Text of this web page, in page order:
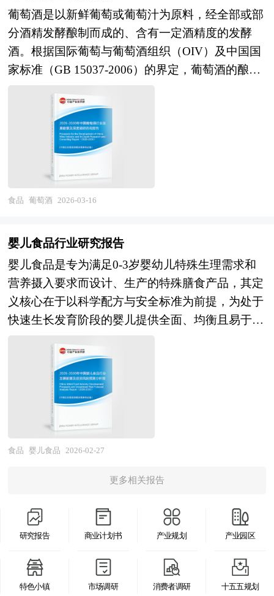
可持续。在产业整合方向，巨头间并购整合与区域
市场争夺持续；精酿品牌分化，头部被收购或独立
发展，长尾出清；跨界融合，啤酒与餐饮、文旅、
体育、音乐等业态深度绑定。 本研究咨询报告由
研基础上，主要依据了国家统计局、国家商务部、
国家发改委、国家经济信息中心、国务院发展研究
中心、国家海关总署、全国商业信息中心、中国经
济景气监测中心、中国行业研究网、全国及海外相
关报刊杂志的基础信息以及啤酒行业研究单位等公
布和提供的大量资料。报告对我国啤酒行业的供需
行业的发展挑战、行业的发展建议、行业竞争力，
以及行业的投资分析和趋势预测等等。报告还综合
了啤酒行业的整体发展动态，对行业在产品方面提
供了参考建议和具体解决办法。报告对于啤酒产品
生产企业、经销商、行业管理部门以及拟进入该行
酒行业发展规律、提高企业的运营效率、促进企业
的发展壮大有学术和实践的双重意义。
工程、3D食品打印等技术从实验室走向中试，人
工智能在风味设计、配方优化、消费者洞察中的应
用逐步深化，区块链和物联网在食品溯源和供应链
透明化中发挥价值。与此同时，行业面临创新同质
声称监管趋严、可持续包装成本压力等挑战，部
分"网红"产品生命周期短暂，消费者信任建立困
难。 展望未来，食品创新产业的发展将深度融入
健康中国战略和双碳目标实现进程，呈现出"科技
深度赋能、健康精准导向、可持续系统整合、产业
跨界融合"的演进趋势。在技术驱动层面，合成生
现商业化规模生产；人工智能和大数据将贯穿从消
费者洞察、产品设计、智能制造到精准营销的全价
值链；纳米技术、微胶囊技术等递送系统将提升功
能性成分的生物利用度和稳定性。在产品创新层
面，基于个体基因、代谢特征和生活方式的精准营
养解决方案将从概念走向产品，针对特定健康需求
（睡眠、压力、免疫、肠道健康）的功能性食品将
细分深化，老年营养、特医食品、运动营养等专业
领域将加速增长，融合餐饮与零售的预制菜、鲜食
等便捷解决方案将持续迭代。在可持续转型层面，
替代蛋白将降低对传统畜牧业的依赖，碳足迹标签
和水足迹标签将成为产品差异化的重要维度，可食
重视。在产业生态层面，食品企业与生物技术公
司、数字平台、零售渠道的深度协作将形成开放创
科技孵化器和加速器将培育更多颠覆性创新力量。
本研究咨询报告由中研普华咨询公司领衔撰写，在
理念，而定制化食品则满足个性化健康需求，共同
构建起食品作为人类生活核心要素的多元价值体
系。 "产业园区"是执行城市产业职能的重要空间形
态，园区在改善区域投资环境、引进外资、促进产
业结构调整和发展经济等方面发挥积极的辐射、示
范和带动作用，成为城市经济腾飞的助推器。产业
园区是区域经济发展、产业调整和升级的重要空间
聚集形式，担负着聚集创新资源、培育新兴产业、
推动城市化建设等一系列的重要使命。园区的具体
形式多种多样，主要包括高新区、开发区、科技
园、工业区、产业基地、特色产业园等以及近来各
作为产业集群的要载体和组成部分，现在园区经济
效应已引起越来越多人关注。国内外产业园区发展
成功案例表明，产业园区能够有效地创造聚集力，
通过共享资源的、克服外部负效应，带动关联产业
的发展，从而有效地推动产业集群的形成。产业园
形成产业园区和产业集群的良性互动，是区域经济
增长的重要途径。在产业集群的指导下，推进产业
园区建设，不仅是当前发展产业集群的需要，更是
加快新型工业化进程的必然选择。 在区域竞争日
趋激烈的今天，产业集群已成为提高区域竞争力的
重要途径。世界各地包括我国各地的进程中，都把
的工作。当前，国内理论界已形成普遍的认识，认
在空间上的表现形式是相关产业和支撑机构在地理
上的集中，因而，产业集群形成和产业集群效应得
园区是政府划出一块区域，通过优化经济发展的软
环境和硬环境，制定一系列优惠政策，吸引和鼓励
葡萄酒是以新鲜葡萄或葡萄汁为原料，经全部或部
分酒精发酵酿制而成的、含有一定酒精度的发酵
酒。根据国际葡萄与葡萄酒组织（OIV）及中国国
家标准（GB 15037-2006）的界定，葡萄酒的酿造
糖分进行转化，生成酒精和二氧化碳，且酒精度不
得低于7.0%vol，部分产区因气候条件特殊可略有
下浮，但通常不低于8.5%vol。 原料必须为新鲜采
摘的葡萄果实或即时压榨的葡萄汁，强调“非陈
放、非冷冻储存”的即时性，以最大程度保留果香
与风味物质，任何添加水、酒精或其他非葡萄来源
式可分为完全发酵与不完全发酵，前者几乎不含残
一定糖分，形成半干、半甜或甜型葡萄酒。葡萄酒
的分类体系复杂，可依据含糖量、颜色（红、白、
桃红）、二氧化碳压力（静止酒、起泡酒）及特殊
工艺（如橡木桶陈酿、冰冻采收等）进行多重划
分。其感官特征由葡萄品种、产地风土（土壤、气
候、光照）、酿造工艺及陈年方式共同决定，主要
成分包括水、乙醇、单宁、酸类、糖分、甘油及多
种芳香化合物，这些元素共同构建了葡萄酒的酒体
结构、口感平衡与风味层次。 葡萄酒研究报告对
行业研究的内容和方法进行全面的阐述和论证，对
研究过程中所获取的资料进行全面系统的整理和分
析，通过图表、统计结果及文献资料，或以纵向的
进行论证。报告如实地反映客观情况，一切叙述、
说明、推断、引用恰如其分，文字、用词表达准
行具体调查、研究、分析，洞察行业今后的发展方
向、行业竞争格局的演变趋势以及技术标准、市场
食品 葡萄酒 2026-03-16
婴儿食品行业研究报告
婴儿食品是专为满足0-3岁婴幼儿特殊生理需求和
营养摄入要求而设计、生产的特殊膳食产品，其定
义核心在于以科学配方与安全标准为前提，为处于
快速生长发育阶段的婴儿提供全面、均衡且易于消
未发育成熟，免疫功能较弱，对食物的成分、形态
及加工方式均有严格要求，因此婴儿食品需通过精
准的营养配比、温和的加工工艺及严格的质量控
制，确保符合婴幼儿独特的营养需求与安全耐受
性。 作为特殊食品类别，婴儿食品需遵循严苛的
生产标准与监管要求。其原料选择需排除过敏原
属、农药残留），加工过程需采用低温灭菌、无菌
剂、人工色素及香精等非必要成分。此外，婴儿食
品的包装设计也需考虑安全性与便利性，如采用防
污染密封、易握持瓶身等细节，降低使用风险。随
着科学研究的深入，现代婴儿食品正通过个性化配
食品 婴儿食品 2026-02-27
更多相关报告
研究报告 商业计划书 产业规划 产业园区
特色小镇 市场调研 消费者调研 十五五规划